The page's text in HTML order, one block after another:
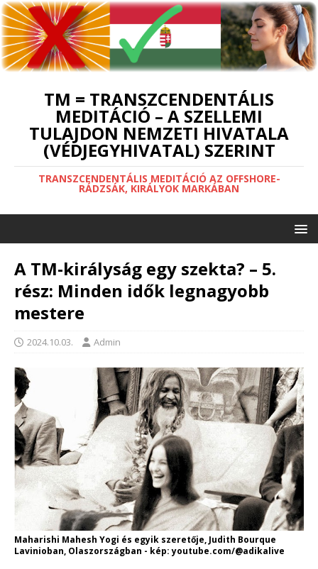
TM = TRANSZCENDENTÁLIS
MEDITÁCIÓ – A SZELLEMI
TULAJDON NEMZETI HIVATALA
(VÉDJEGYHIVATAL) SZERINT
TRANSZCENDENTÁLIS MEDITÁCIÓ AZ OFFSHORE-
RÁDZSÁK, KIRÁLYOK MARKÁBAN
A TM-királyság egy szekta? – 5.
rész: Minden idők legnagyobb
mestere
2024.10.03. Admin
Maharishi Mahesh Yogi és egyik szeretője, Judith Bourque
Lavinioban, Olaszországban - kép: youtube.com/@adikalive